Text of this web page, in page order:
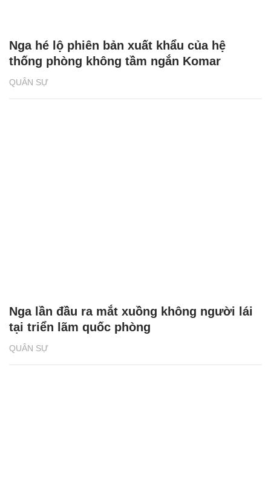
QUÂN SỰ
Nga hé lộ phiên bản xuất khẩu của hệ
thống phòng không tầm ngắn Komar
QUÂN SỰ
Nga lần đầu ra mắt xuồng không người lái
tại triển lãm quốc phòng